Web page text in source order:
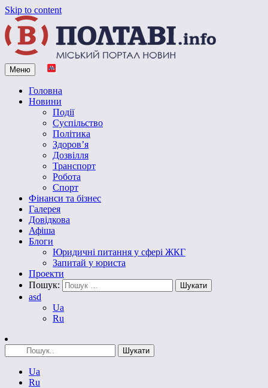
Skip to content
Vpoltave.info
Полтавський портал новин
Меню
Головна
Новини
Події
Суспільство
Політика
Здоров’я
Дозвілля
Транспорт
Робота
Спорт
Фінанси та бізнес
Галерея
Довідкова
Афіша
Блоги
Юридичні питання у сфері ЖКГ
Запитай у юриста
Проекти
Пошук:
asd
Ua
Ru
Ua
Ru